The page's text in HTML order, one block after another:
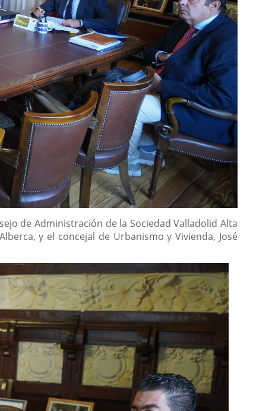
de Administración de la Sociedad Valladolid Alta
y el concejal de Urbanismo y Vivienda, José